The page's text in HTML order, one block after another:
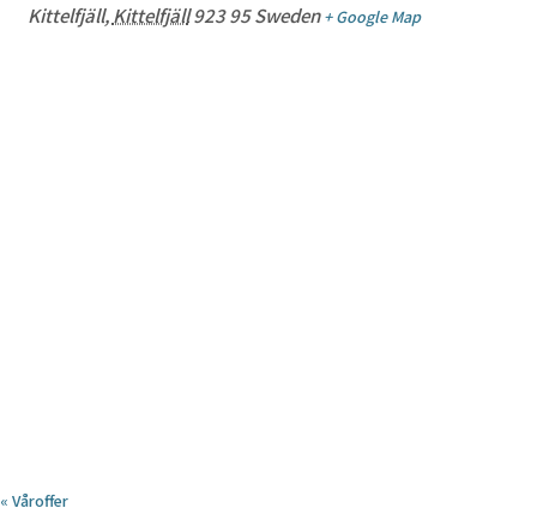
Kittelfjäll, Kittelfjäll 923 95 Sweden + Google Map
« Våroffer